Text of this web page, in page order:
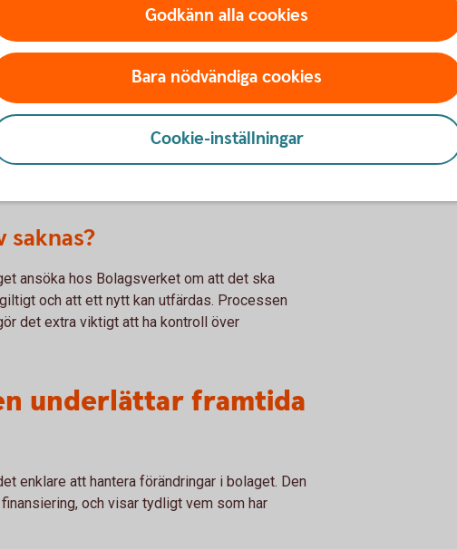
fysiska aktiebrev till sina aktieägare. Det
det att ägarförhållandena är registrerade i
aktiebrev har utfärdats. En aktieägare kan
på sitt innehav.
innehar brevet anses normalt vara ägare till
aktiebrev finns.
saknas?
ansöka hos Bolagsverket om att det ska
och att ett nytt kan utfärdas. Processen
det extra viktigt att ha kontroll över
underlättar framtida
enklare att hantera förändringar i bolaget. Den
och visar tydligt vem som har
Godkänn alla cookies
Bara nödvändiga cookies
Cookie-inställningar